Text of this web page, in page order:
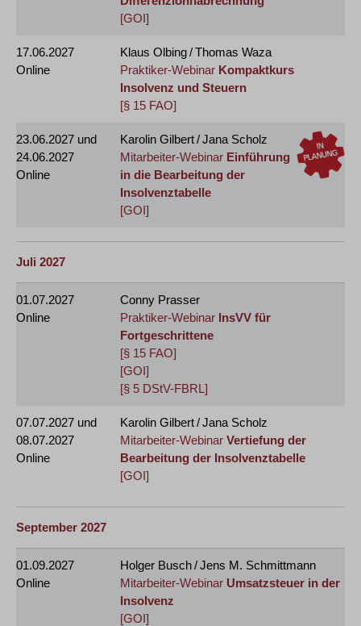
[GOI]
17.06.2027
Online
Klaus Olbing / Thomas Waza
Praktiker-Webinar Kompaktkurs
Insolvenz und Steuern
[§ 15 FAO]
23.06.2027 und
24.06.2027
Online
Karolin Gilbert / Jana Scholz
Mitarbeiter-Webinar Einführung
in die Bearbeitung der
Insolvenztabelle
[GOI]
Juli 2027
01.07.2027
Online
Conny Prasser
Praktiker-Webinar InsVV für
Fortgeschrittene
[§ 15 FAO]
[GOI]
[§ 5 DStV-FBRL]
07.07.2027 und
08.07.2027
Online
Karolin Gilbert / Jana Scholz
Mitarbeiter-Webinar Vertiefung der
Bearbeitung der Insolvenztabelle
[GOI]
September 2027
01.09.2027
Online
Holger Busch / Jens M. Schmittmann
Mitarbeiter-Webinar Umsatzsteuer in der
Insolvenz
[GOI]